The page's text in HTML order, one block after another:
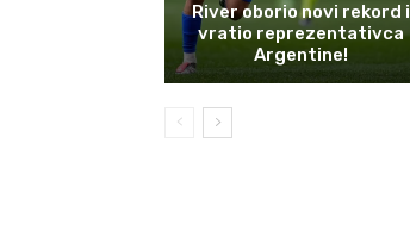
River oborio novi rekord i
vratio reprezentativca
Argentine!